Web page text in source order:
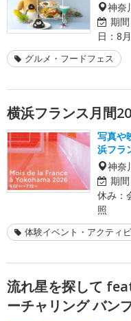
神奈
期間
日：8
グルメ・フードフェス
横浜フランス月間
写真や
浜フラ
神奈
期間
休み：
照
体験イベント・アクティ
流れ星を探して
ーチャリング バン